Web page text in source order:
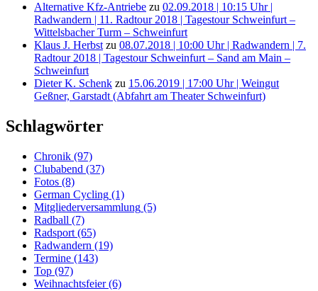
Alternative Kfz-Antriebe zu 02.09.2018 | 10:15 Uhr |
Radwandern | 11. Radtour 2018 | Tagestour Schweinfurt –
Wittelsbacher Turm – Schweinfurt
Klaus J. Herbst zu 08.07.2018 | 10:00 Uhr | Radwandern | 7.
Radtour 2018 | Tagestour Schweinfurt – Sand am Main –
Schweinfurt
Dieter K. Schenk zu 15.06.2019 | 17:00 Uhr | Weingut
Geßner, Garstadt (Abfahrt am Theater Schweinfurt)
Schlagwörter
Chronik (97)
Clubabend (37)
Fotos (8)
German Cycling (1)
Mitgliederversammlung (5)
Radball (7)
Radsport (65)
Radwandern (19)
Termine (143)
Top (97)
Weihnachtsfeier(6)